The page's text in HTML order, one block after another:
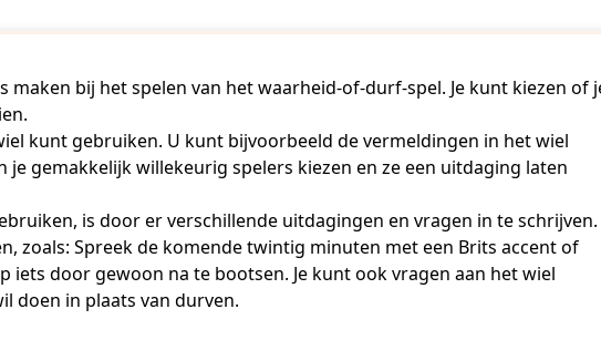
bij het spelen van het waarheid-of-durf-spel. Je kunt kiezen of
kunt gebruiken. U kunt bijvoorbeeld de vermeldingen in het wiel
gemakkelijk willekeurig spelers kiezen en ze een uitdaging laten
is door er verschillende uitdagingen en vragen in te schrijven.
zoals: Spreek de komende twintig minuten met een Brits accent of
iets door gewoon na te bootsen. Je kunt ook vragen aan het wiel
doen in plaats van durven.